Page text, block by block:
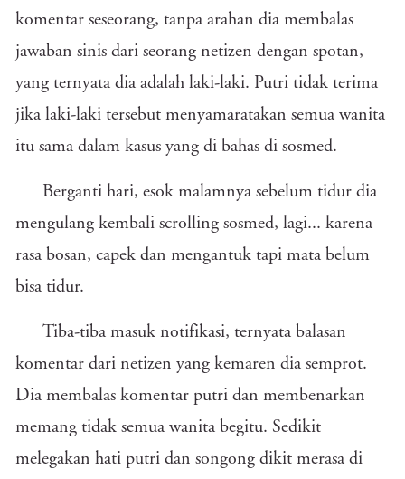
komentar seseorang, tanpa arahan dia membalas
jawaban sinis dari seorang netizen dengan spotan,
yang ternyata dia adalah laki-laki. Putri tidak terima
jika laki-laki tersebut menyamaratakan semua wanita
itu sama dalam kasus yang di bahas di sosmed.
Berganti hari, esok malamnya sebelum tidur dia
mengulang kembali scrolling sosmed, lagi... karena
rasa bosan, capek dan mengantuk tapi mata belum
bisa tidur.
Tiba-tiba masuk notifikasi, ternyata balasan
komentar dari netizen yang kemaren dia semprot.
Dia membalas komentar putri dan membenarkan
memang tidak semua wanita begitu. Sedikit
melegakan hati putri dan songong dikit merasa di